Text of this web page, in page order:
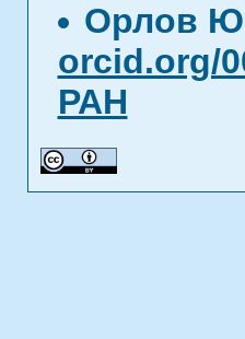
Орлов
orcid.org/
РАН